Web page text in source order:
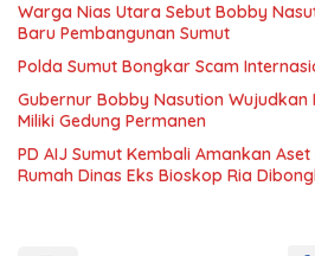
Warga Nias Utara Sebut Bobby
Baru Pembangunan Sumut
Polda Sumut Bongkar Scam
Gubernur Bobby Nasution Wujudkan
Miliki Gedung Permanen
PD AIJ Sumut Kembali Amankan
Rumah Dinas Eks Bioskop Ria